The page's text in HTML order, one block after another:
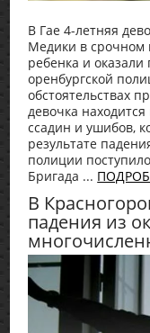
В Гае 4-летняя
Медики в срочном
ребенка и
оренбургской
обстоятельствах
девочка
ссадин и ушибов,
результате
полиции
Бригада ...
В
падения из